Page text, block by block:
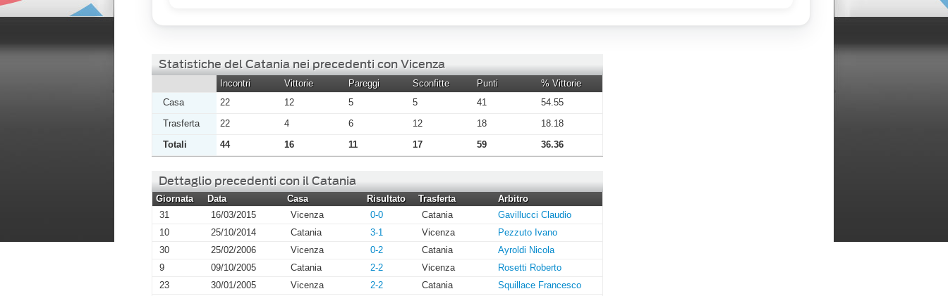
Statistiche del Catania nei precedenti con Vicenza
Incontri Vittorie Pareggi Sconfitte Punti
% Vittorie
Casa
22 12 5 5 41
54.55
Trasferta
22 4 6 12 18
18.18
Totali
44 16 11 17 59 36.36
Dettaglio precedenti con il Catania
Giornata Data Casa Risultato Trasferta
Arbitro
31
16/03/2015 Vicenza 0-0 Catania
Gavillucci Claudio
10
25/10/2014 Catania 3-1 Vicenza
Pezzuto Ivano
30
25/02/2006 Vicenza 0-2 Catania
Ayroldi Nicola
9
09/10/2005 Catania 2-2 Vicenza
Rosetti Roberto
23
30/01/2005 Vicenza 2-2 Catania
Squillace Francesco